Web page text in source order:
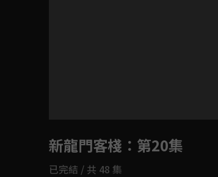
如有不便請見諒
新龍門客棧 ：第20集
已完結 / 共 48 集